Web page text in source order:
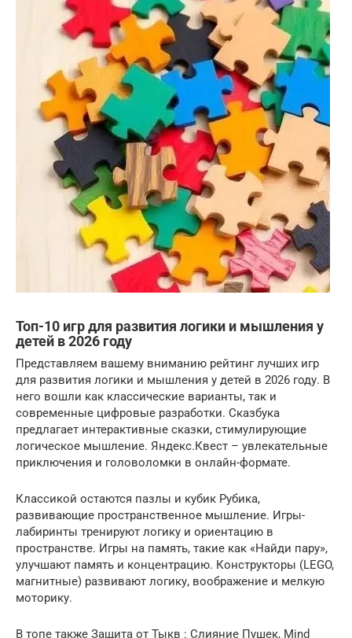
Топ-10 игр для развития логики и мышления у
детей в 2026 году
Представляем вашему вниманию рейтинг лучших игр
для развития логики и мышления у детей в 2026 году. В
него вошли как классические варианты, так и
современные цифровые разработки. Сказбука
предлагает интерактивные сказки, стимулирующие
логическое мышление. Яндекс.Квест – увлекательные
приключения и головоломки в онлайн-формате.
Классикой остаются пазлы и кубик Рубика,
развивающие пространственное мышление. Игры-
лабиринты тренируют логику и ориентацию в
пространстве. Игры на память, такие как «Найди пару»,
улучшают память и концентрацию. Конструкторы (LEGO,
магнитные) развивают логику, воображение и мелкую
моторику.
В топе также Защита от Тыкв : Слияние Пушек, Mind